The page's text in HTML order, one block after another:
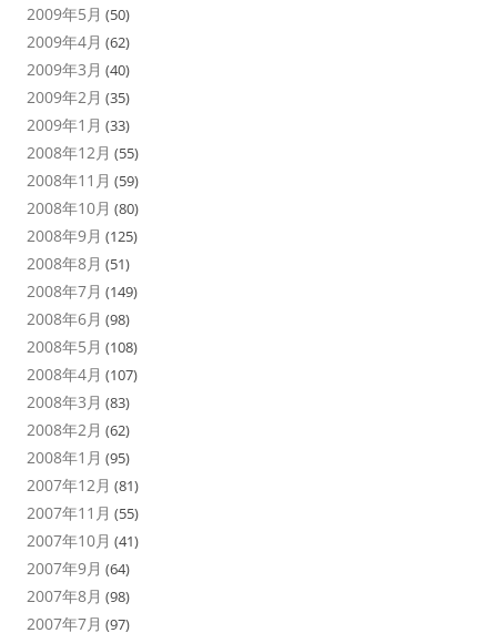
2009年5月 (50)
2009年4月 (62)
2009年3月 (40)
2009年2月 (35)
2009年1月 (33)
2008年12月 (55)
2008年11月 (59)
2008年10月 (80)
2008年9月 (125)
2008年8月 (51)
2008年7月 (149)
2008年6月 (98)
2008年5月 (108)
2008年4月 (107)
2008年3月 (83)
2008年2月 (62)
2008年1月 (95)
2007年12月 (81)
2007年11月 (55)
2007年10月 (41)
2007年9月 (64)
2007年8月 (98)
2007年7月 (97)